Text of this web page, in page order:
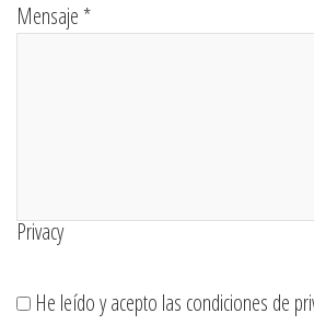
Mensaje *
Privacy
He leído y acepto las condiciones de